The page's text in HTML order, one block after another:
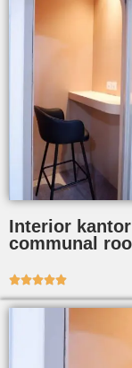
Interior
communal
